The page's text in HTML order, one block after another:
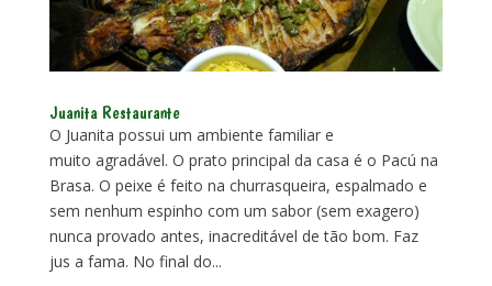
Juanita Restaurante
O Juanita possui um ambiente familiar e
muito agradável. O prato principal da casa é o Pacú na
Brasa. O peixe é feito na churrasqueira, espalmado e
sem nenhum espinho com um sabor (sem exagero)
nunca provado antes, inacreditável de tão bom. Faz
jus a fama. No final do...